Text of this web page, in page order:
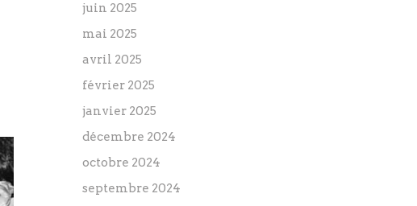
juin 2025
mai 2025
avril 2025
février 2025
janvier 2025
décembre 2024
octobre 2024
septembre 2024